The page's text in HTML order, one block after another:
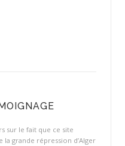
sur le fait que ce site
grande répression d’Alger